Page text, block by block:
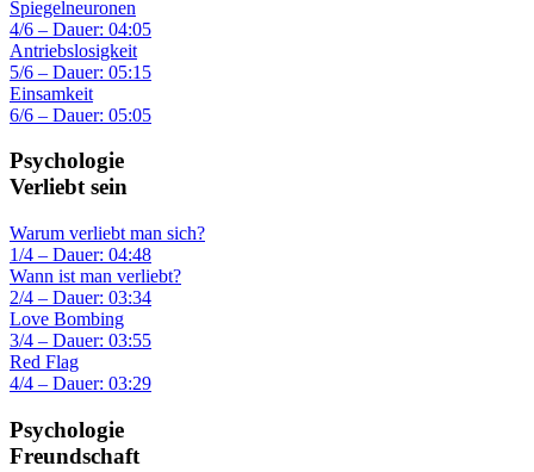
Spiegelneuronen
4/6 – Dauer: 04:05
Antriebslosigkeit
5/6 – Dauer: 05:15
Einsamkeit
6/6 – Dauer: 05:05
Psychologie
Verliebt sein
Warum verliebt man sich?
1/4 – Dauer: 04:48
Wann ist man verliebt?
2/4 – Dauer: 03:34
Love Bombing
3/4 – Dauer: 03:55
Red Flag
4/4 – Dauer: 03:29
Psychologie
Freundschaft